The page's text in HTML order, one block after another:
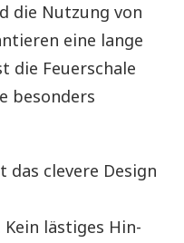
die Nutzung von
eine lange
die Feuerschale
besonders
das clevere Design
lästiges Hin-